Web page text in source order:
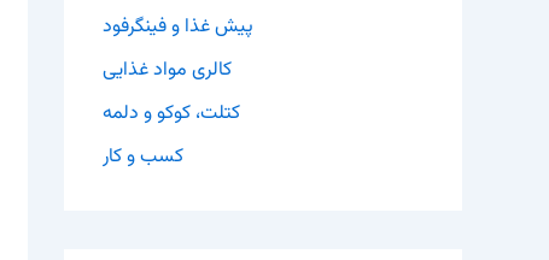
پیش غذا و فینگرفود
کالری مواد غذایی
کتلت، کوکو و دلمه
کسب و کار